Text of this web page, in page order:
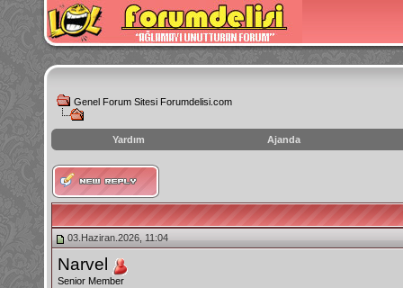
Genel Forum Sitesi Forumdelisi.com
Yardım Ajanda
instagram
izlenme
hilesi
03.Haziran.2026, 11:04
Narvel
Senior Member